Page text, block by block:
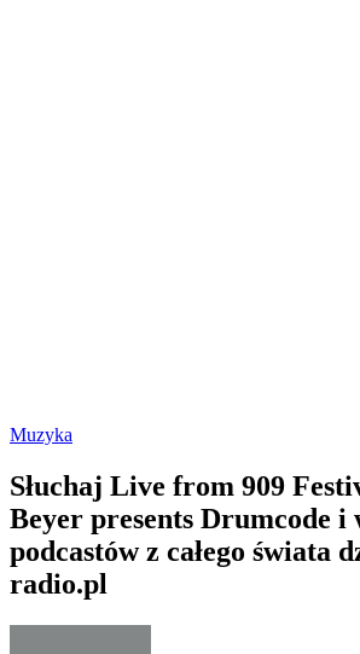
Muzyka
Słuchaj Live from 909
Beyer presents Drumcode i
podcastów z całego świata
radio.pl